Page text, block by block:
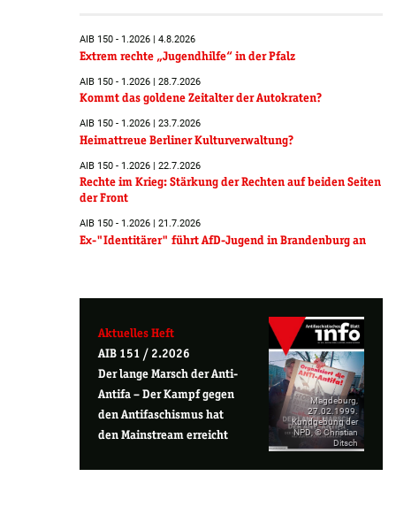
AIB 150 - 1.2026 | 4.8.2026
Extrem rechte „Jugendhilfe“ in der Pfalz
AIB 150 - 1.2026 | 28.7.2026
Kommt das goldene Zeitalter der Autokraten?
AIB 150 - 1.2026 | 23.7.2026
Heimattreue Berliner Kulturverwaltung?
AIB 150 - 1.2026 | 22.7.2026
Rechte im Krieg: Stärkung der Rechten auf beiden Seiten
der Front
AIB 150 - 1.2026 | 21.7.2026
Ex-"Identitärer" führt AfD-Jugend in Brandenburg an
Aktuelles Heft
AIB 151 / 2.2026
Der lange Marsch der Anti-
Antifa – Der Kampf gegen
den Antifaschismus hat
den Mainstream erreicht
Magdeburg,
27.02.1999.
Kundgebung der
NPD, © Christian
Ditsch